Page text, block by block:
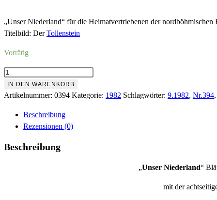
war:
5,00 €
ist:
„Unser Niederland“ für die Heimatvertriebenen der
Titelbild: DerTollenstein
Vorrätig
Nr.394
September
1982
IN DEN WARENKORB
Artikelnummer: 0394 Kategorie: 1982 Schlagwörter: 9.1982, Nr.394
Beschreibung
Rezensionen (0)
Beschreibung
„Unser Niederland“
mit der